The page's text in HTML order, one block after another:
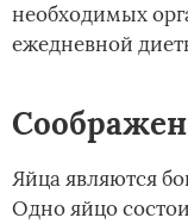
необходимых
ежедневной
Яйца являются
Одно яйцо